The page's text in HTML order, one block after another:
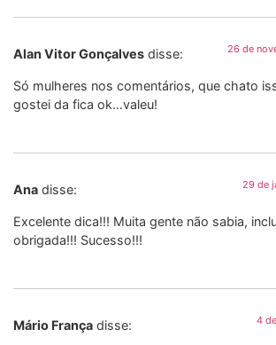
Alan Vitor Gonçalves disse: 26 de
Só mulheres nos comentários, que chato
gostei da fica ok…valeu!
Ana disse: 29 de
Excelente dica!!! Muita gente não sabia,
obrigada!!! Sucesso!!!
Mário França disse: 4